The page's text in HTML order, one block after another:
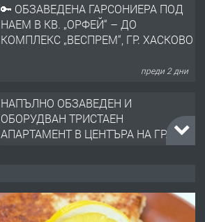
КОМПЛЕКС „ВЕСПРЕМ“, ГР. ХАСКОВО
преди 2 дни
АПАРТАМЕНТ В ЦЕНТЪРА НА ГР.
ХАСКОВО
преди 3 дни